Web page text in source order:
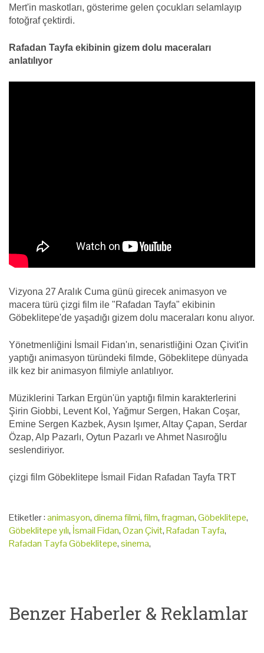
Mert'in maskotları, gösterime gelen çocukları selamlayıp
fotoğraf çektirdi.
Rafadan Tayfa ekibinin gizem dolu maceraları
anlatılıyor
Vizyona 27 Aralık Cuma günü girecek animasyon ve
macera türü çizgi film ile "Rafadan Tayfa" ekibinin
Göbeklitepe'de yaşadığı gizem dolu maceraları konu alıyor.
Yönetmenliğini İsmail Fidan'ın, senaristliğini Ozan Çivit'in
yaptığı animasyon türündeki filmde, Göbeklitepe dünyada
ilk kez bir animasyon filmiyle anlatılıyor.
Müziklerini Tarkan Ergün'ün yaptığı filmin karakterlerini
Şirin Giobbi, Levent Kol, Yağmur Sergen, Hakan Coşar,
Emine Sergen Kazbek, Aysın Işımer, Altay Çapan, Serdar
Özap, Alp Pazarlı, Oytun Pazarlı ve Ahmet Nasıroğlu
seslendiriyor.
çizgi film Göbeklitepe İsmail Fidan Rafadan Tayfa TRT
Etiketler :animasyon,dinema filmi,film,fragman,Göbeklitepe,
Göbeklitepe yılı, İsmail Fidan,Ozan Çivit,Rafadan Tayfa,
Rafadan Tayfa Göbeklitepe,sinema,
Benzer Haberler & Reklamlar